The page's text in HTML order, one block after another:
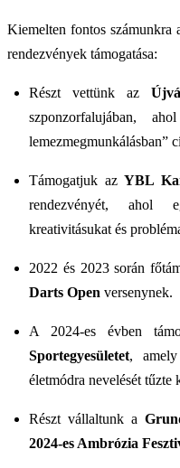
Kiemelten fontos számunkra
rendezvények támogatása:
Részt vettünk az
szponzorfalujában,
lemezmegmunkálásban”
Támogatjuk az YBL
rendezvényét, ahol
kreativitásukat és
2022 és 2023 során
Darts Open versenynek.
A 2024-es évben
Sportegyesületet, amely
életmódra nevelését tűzte
Részt vállaltunk a
2024-es Ambrózia